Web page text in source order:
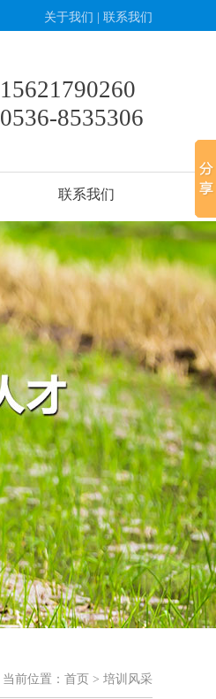
关于我们 联系我们
15621790260
0536-8535306
联系我们
当前位置： 首页 > 培训风采